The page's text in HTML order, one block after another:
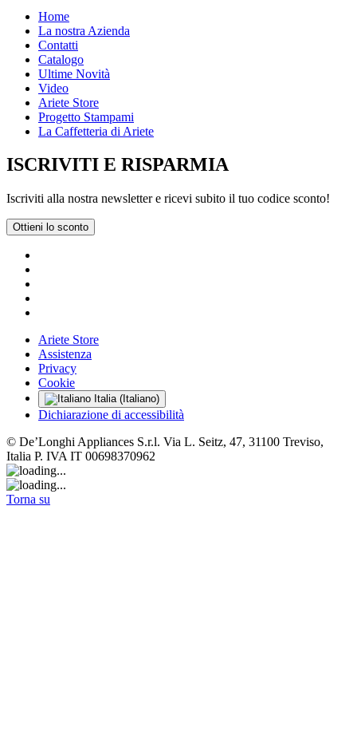
Home
La nostra Azienda
Contatti
Catalogo
Ultime Novità
Video
Ariete Store
Progetto Stampami
La Caffetteria di Ariete
ISCRIVITI E RISPARMIA
Iscriviti alla nostra newsletter e ricevi subito il tuo codice sconto!
Ottieni lo sconto
Ariete Store
Assistenza
Privacy
Cookie
Italia (Italiano)
Dichiarazione di accessibilità
© De’Longhi Appliances S.r.l. Via L. Seitz, 47, 31100 Treviso,
Italia P. IVA IT 00698370962
Torna su